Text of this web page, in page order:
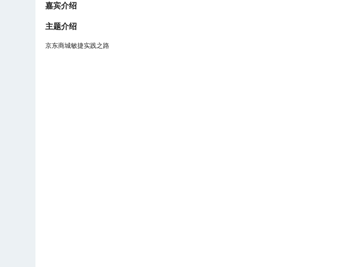
嘉宾介绍
主题介绍
京东商城敏捷实践之路